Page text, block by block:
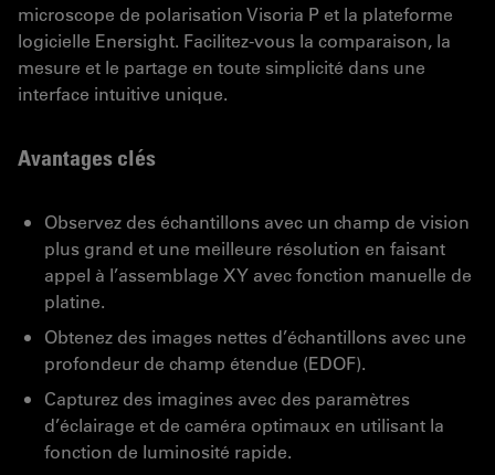
microscope de polarisation Visoria P et la plateforme
logicielle Enersight. Facilitez-vous la comparaison, la
mesure et le partage en toute simplicité dans une
interface intuitive unique.
Avantages clés
Observez des échantillons avec un champ de vision
plus grand et une meilleure résolution en faisant
appel à l’assemblage XY avec fonction manuelle de
platine.
Obtenez des images nettes d’échantillons avec une
profondeur de champ étendue (EDOF).
Capturez des imagines avec des paramètres
d’éclairage et de caméra optimaux en utilisant la
fonction de luminosité rapide.